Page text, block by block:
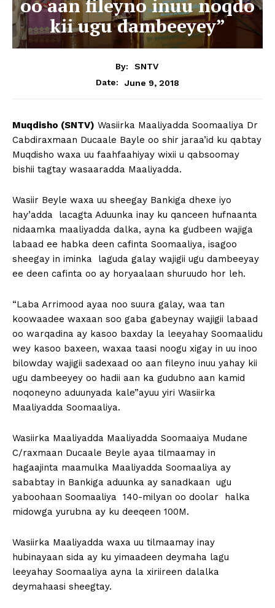
oo aan fileyno inuu noqdo
kii ugu dambeeyey”
By:
SNTV
Date:
June 9, 2018
Muqdisho (SNTV) Wasiirka Maaliyadda Soomaaliya Dr
Cabdiraxmaan Ducaale Bayle oo shir jaraa’id ku qabtay
Muqdisho waxa uu faahfaahiyay wixii u qabsoomay
bishii tagtay wasaaradda Maaliyadda.
Wasiir Beyle waxa uu sheegay Bankiga dhexe iyo
hay’adda lacagta Aduunka inay ku qanceen hufnaanta
nidaamka maaliyadda dalka, ayna ka gudbeen wajiga
labaad ee habka deen cafinta Soomaaliya, isagoo
sheegay in iminka laguda galay wajigii ugu dambeeyay
ee deen cafinta oo ay horyaalaan shuruudo hor leh.
“Laba Arrimood ayaa noo suura galay, waa tan
koowaadee waxaan soo gaba gabeynay wajigii labaad
oo warqadina ay kasoo baxday la leeyahay Soomaalidu
wey kasoo baxeen, waxaa taasi noogu xigay in uu inoo
bilowday wajigii sadexaad oo aan fileyno inuu yahay kii
ugu dambeeyey oo hadii aan ka gudubno aan kamid
noqoneyno aduunyada kale”ayuu yiri Wasiirka
Maaliyadda Soomaaliya.
Wasiirka Maaliyadda Maaliyadda Soomaaiya Mudane
C/raxmaan Ducaale Beyle ayaa tilmaamay in
hagaajinta maamulka Maaliyadda Soomaaliya ay
sababtay in Bankiga aduunka ay sanadkaan ugu
yaboohaan Soomaaliya 140-milyan oo doolar halka
midowga yurubna ay ku deeqeen 100M.
Wasiirka Maaliyadda waxa uu tilmaamay inay
hubinayaan sida ay ku yimaadeen deymaha lagu
leeyahay Soomaaliya ayna la xiriireen dalalka
deymahaasi sheegtay.